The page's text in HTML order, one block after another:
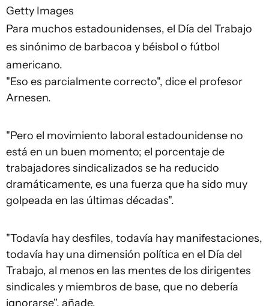
Getty Images
Para muchos estadounidenses, el Día del Trabajo
es sinónimo de barbacoa y béisbol o fútbol
americano.
"Eso es parcialmente correcto", dice el profesor
Arnesen.
"Pero el movimiento laboral estadounidense no
está en un buen momento; el porcentaje de
trabajadores sindicalizados se ha reducido
dramáticamente, es una fuerza que ha sido muy
golpeada en las últimas décadas".
"Todavía hay desfiles, todavía hay manifestaciones,
todavía hay una dimensión política en el Día del
Trabajo, al menos en las mentes de los dirigentes
sindicales y miembros de base, que no debería
ignorarse", añade.